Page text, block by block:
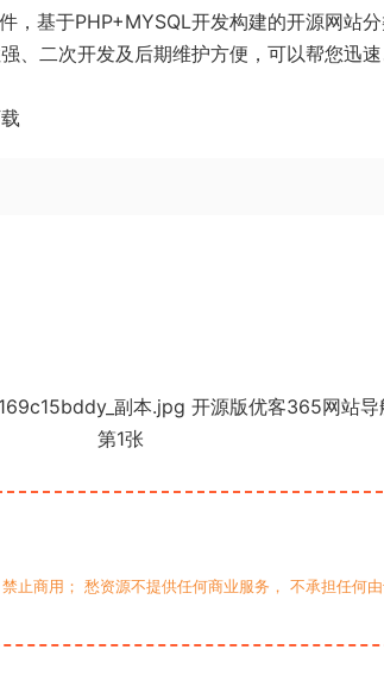
，基于PHP+MYSQL开发构建的开源网站
、二次开发及后期维护方便，可以帮您迅速
止商用； 愁资源不提供任何商业服务， 不承担任何